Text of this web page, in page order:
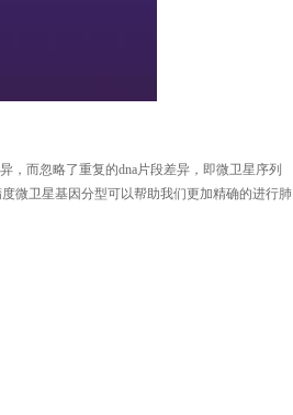
，而忽略了重复的dna片段差异，即微卫星序列
微卫星基因分型可以帮助我们更加精确的进行肺